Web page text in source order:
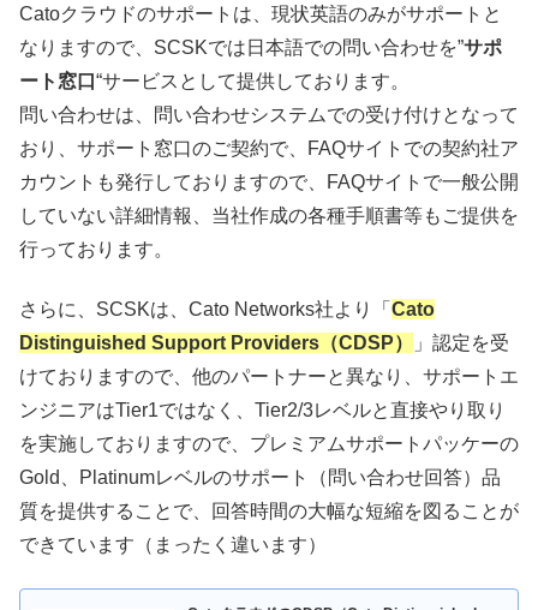
Catoクラウドのサポートは、現状英語のみがサポートと
なりますので、SCSKでは日本語での問い合わせを”サポ
ート窓口 “サービスとして提供しております。
問い合わせは、問い合わせシステムでの受け付けとなって
おり、サポート窓口のご契約で、FAQサイトでの契約社ア
カウントも発行しておりますので、FAQサイトで一般公開
していない詳細情報、当社作成の各種手順書等もご提供を
行っております。
さらに、SCSKは、Cato Networks社より「 Cato
Distinguished Support Providers（CDSP）
」認定を受
けておりますので、他のパートナーと異なり、サポートエ
ンジニアはTier1ではなく、Tier2/3レベルと直接やり取り
を実施しておりますので、プレミアムサポートパッケーの
Gold、Platinumレベルのサポート（問い合わせ回答）品
質を提供することで、回答時間の大幅な短縮を図ることが
できています（まったく違います）